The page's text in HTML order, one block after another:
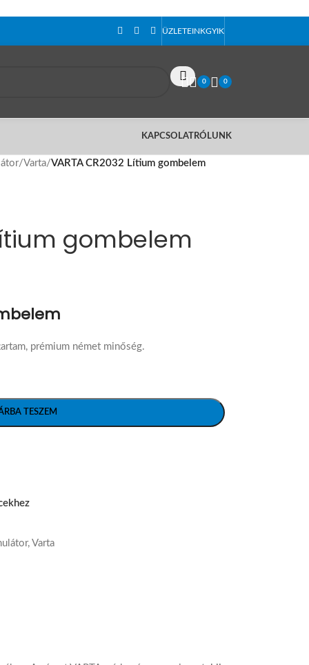
ÜZLETEINKGYIK
0 0
KAPCSOLATRÓLUNK
/Varta/VARTA CR2032 Lítium gombelem
gombelem
prémium német minőség.
TESZEM
, Varta